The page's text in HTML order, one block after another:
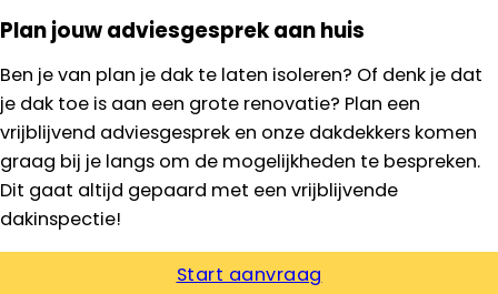
Plan jouw adviesgesprek aan huis
Ben je van plan je dak te laten isoleren? Of denk je dat
je dak toe is aan een grote renovatie? Plan een
vrijblijvend adviesgesprek en onze dakdekkers komen
graag bij je langs om de mogelijkheden te bespreken.
Dit gaat altijd gepaard met een vrijblijvende
dakinspectie!
Start aanvraag